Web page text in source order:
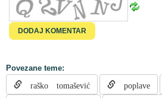
Povezane teme:
raško tomašević poplave